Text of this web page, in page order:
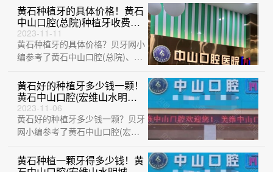
口腔(阳新···
黄石种植牙的具体价格！黄石
中山口腔(总院)种植牙收费表
公布，国产拜阿蒙种植牙：
2585元起/颗！
2023-11-11
黄石种植牙的具体价格？贝牙网小
编参考了黄石中山口腔(总院)、黄
北黄石···
黄石好的种植牙多少钱一颗！
黄石中山口腔(宏维山水明城
店)种植牙价格表，瑞典Astra
种植牙：9002元起/颗！
2023-11-06
黄石好的种植牙多少钱一颗？贝牙
网小编参考了黄石中山口腔(宏维
路店)···
黄石种植一颗牙得多少钱！黄